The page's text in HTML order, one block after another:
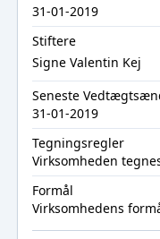
31-01-2019
Stiftere
Signe Valentin Kej
Seneste
31-01-2019
Tegningsregler
Virksomheden
Formål
Virksomhedens